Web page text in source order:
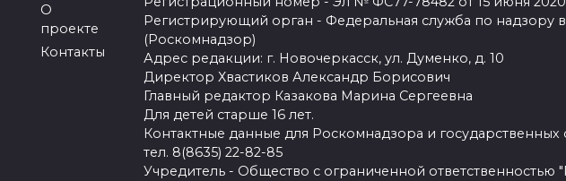
О
проекте
Контакты
Регистрирующий орган - Федеральная служба по надзору
(Роскомнадзор)
Адрес редакции: г. Новочеркасск, ул. Думенко, д. 10
Директор Хвастиков Александр Борисович
Главный редактор Казакова Марина Сергеевна
Для детей старше 16 лет.
Контактные данные для Роскомнадзора и
тел. 8(8635) 22-82-85
Учредитель - Общество с ограниченной ответственностью